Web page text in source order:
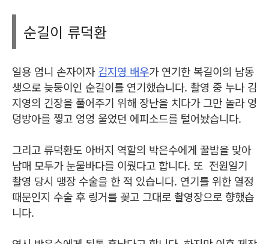
순길이 류덕환
일용 엄니 손자이자김지영 배우가 연기한 복길이의 남동
생으로 늦둥이인 순길이를 연기했습니다. 촬영 중 누나 김
지영의 긴장을 풀어주기 위해 장난을 치다가 그만 놀라 엉
덩방아를 찧고 엉엉 울었던 에피소드를 털어놨습니다.
그리고 류덕환도 아버지 역할의 박은수에게 꿀밤을 맞아
남매 모두가 눈물바다를 이뤘다고 합니다. 또 전원일기
촬영 당시 맹장 수술을 한 적 있습니다. 연기를 위한 열정
때문인지 수술 후 링거를 꽂고 그대로 촬영장으로 향했습
니다.